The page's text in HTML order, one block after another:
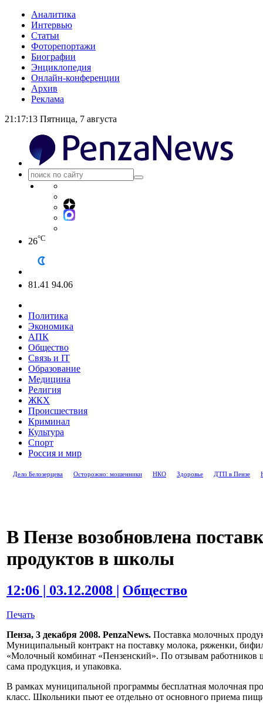
Аналитика
Интервью
Статьи
Фоторепортажи
Биографии
Энциклопедия
Онлайн-конференции
Архив
Реклама
21:17:14 Пятница, 7 августа
26°C
81.41 94.06
Политика
Экономика
АПК
Общество
Связь и IT
Образование
Медицина
Религия
ЖКХ
Происшествия
Криминал
Культура
Спорт
Россия и мир
Дело Белозерцева Осторожно: мошенники НКО Здоровье ДТП в Пензе
В Пензе возобновлена
продуктов в школы
12:06 | 03.12.2008 | Общество
Печать
Пенза, 3 декабря 2008. PenzaNews. Поставка молочных
Муниципальный контракт на поставку молока, ряженки,
«Молочный комбинат «Пензенский». По отзывам работников
сама продукция, и упаковка.
В рамках муниципальной программы бесплатная молочная
класс. Школьники пьют ее отдельно от основного приема